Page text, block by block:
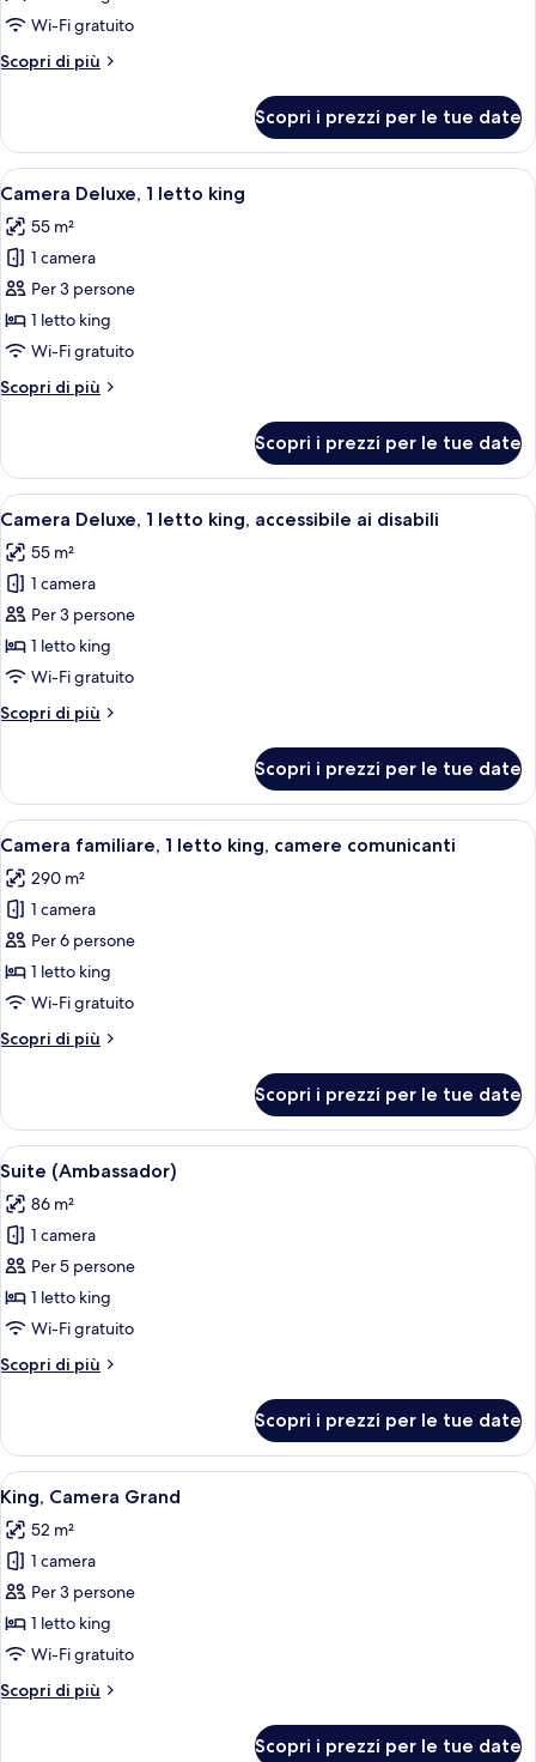
2
da
Wi-Fi gratuito
Scopri di più
Altri
2
camere
da
Scopri i prezzi per le tue date
Apri
tutte
le
foto
per
Camera
Deluxe,
letto
Biancheria da letto di alta qualità,
7
Camera Deluxe, 1 letto king
55 m²
1 camera
Per 3 persone
1 letto king
Wi-Fi gratuito
Scopri di più
Altri
Deluxe,
letto
Scopri i prezzi per le tue date
Apri
tutte
le
foto
per
Camera
Deluxe,
letto
ai
disabili
Una camera d'albergo con un letto
8
Camera Deluxe, 1 letto king, accessibile ai disabili
55 m²
1 camera
Per 3 persone
1 letto king
Wi-Fi gratuito
Scopri di più
Altri
Deluxe,
letto
accessibile
ai
Scopri i prezzi per le tue date
Apri
tutte
le
foto
per
Camera
familiare,
letto
comunicanti
Camera d'albergo con un letto
8
Camera familiare, 1 letto king, camere comunicanti
290 m²
1 camera
Per 6 persone
1 letto king
Wi-Fi gratuito
Scopri di più
Altri
familiare,
letto
camere
comunicanti
Scopri i prezzi per le tue date
Apri
tutte
le
foto
per
Suite
(Ambassador)
Una camera d'albergo moderna
7
Suite (Ambassador)
86 m²
1 camera
Per 5 persone
1 letto king
Wi-Fi gratuito
Scopri di più
Altri
(Ambassador)
Scopri i prezzi per le tue date
Apri
tutte
le
foto
per
King,
Camera
Biancheria da letto di alta qualità,
8
King, Camera Grand
52 m²
1 camera
Per 3 persone
1 letto king
Wi-Fi gratuito
Scopri di più
Altri
Scopri i prezzi per le tue date